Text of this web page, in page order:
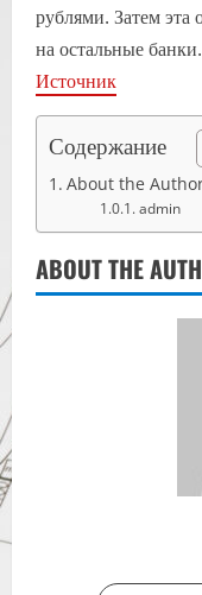
рублями. Затем эта
на остальные банки.
Источник
Содержание
About the
admin
ABOUT THE